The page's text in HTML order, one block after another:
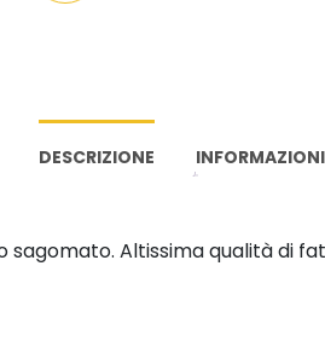
DESCRIZIONE
Altissima qualità di